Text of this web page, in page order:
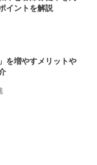
イントを解説
を増やすメリットや